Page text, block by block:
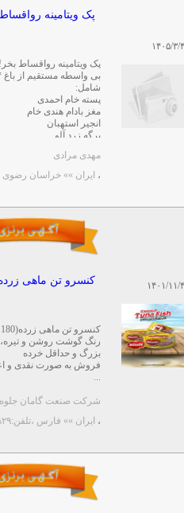
۱۴۰۵/۳/۴
پک ویتامینه
پک ویتامینه رواقساط بخر!
بی واسطه مستقیم از
شامل:
پسته خام احمدی
مغز بادام هندی خام
انجیر استهبان
برگه زرد آلو
مهدی مرادی
، ایران »» خراسان رضوی
۱۴۰۱/۱۱/۴ کنسرو تن ماهی زرده (180گرم
کنسرو تن ماهی زرده(180 گرم کلیدی)
رنگ گوشت روشن و
بزرگ و حداقل خرده
فروش به صورت نقدی و
...
شرکت صنعت گامان جلوه
، ایران »» فارس ،تلفن:۰۹۱۷۵۵۶۷۸۲۹